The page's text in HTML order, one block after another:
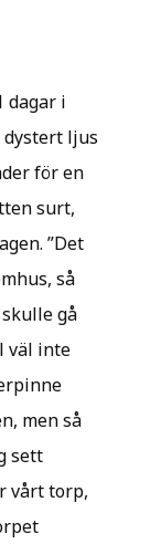
dagar i
dystert ljus
för en
surt,
”Det
så
gå
väl inte
men så
sett
vårt torp,